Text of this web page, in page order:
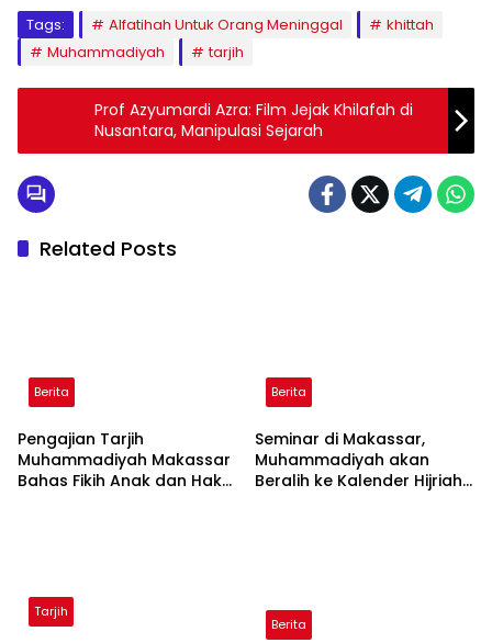
Tags: Alfatihah Untuk Orang Meninggal
khittah
Muhammadiyah
tarjih
Prof Azyumardi Azra: Film Jejak Khilafah di
Nusantara, Manipulasi Sejarah
Related Posts
Berita
Pengajian Tarjih
Muhammadiyah Makassar
Bahas Fikih Anak dan Hak
Berita
Seminar di Makassar,
Muhammadiyah akan
Beralih ke Kalender Hijriah
Tarjih
Berita